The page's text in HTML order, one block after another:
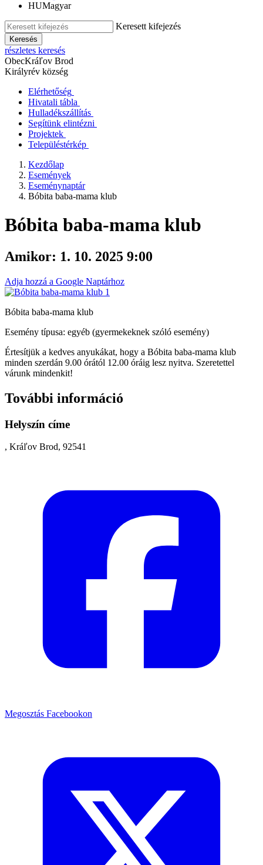
HUMagyar
Keresett kifejezés
Keresés
részletes keresés
ObecKráľov Brod
Királyrév község
Elérhetőség
Hivatali tábla
Hulladékszállítás
Segítünk elintézni
Projektek
Településtérkép
Kezdőlap
Események
Eseménynaptár
Bóbita baba-mama klub
Bóbita baba-mama klub
Amikor: 1. 10. 2025 9:00
Adja hozzá a Google Naptárhoz
Bóbita baba-mama klub
Esemény típusa: egyéb (gyermekeknek szóló esemény)
Értesítjük a kedves anyukákat, hogy a Bóbita baba-mama klub
minden szerdán 9.00 órától 12.00 óráig lesz nyitva. Szeretettel
várunk mindenkit!
További információ
Helyszín címe
, Kráľov Brod, 92541
Megosztás Facebookon